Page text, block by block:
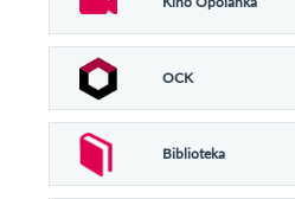
OCK
Biblioteka